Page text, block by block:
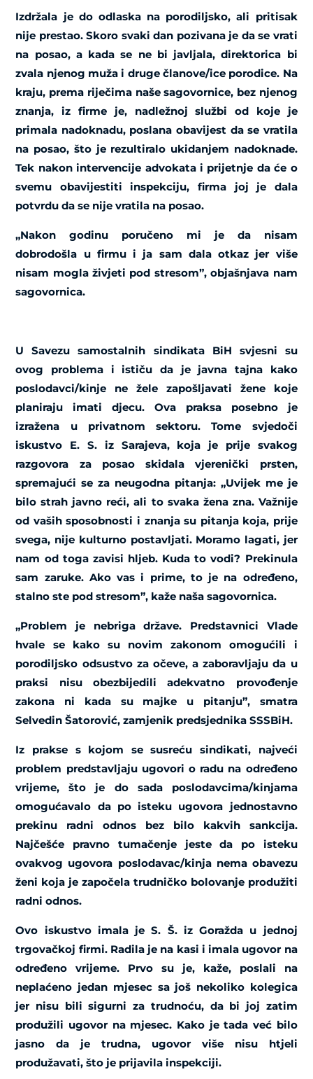
Izdržala je do odlaska na porodiljsko, ali pritisak
nije prestao. Skoro svaki dan pozivana je da se vrati
na posao, a kada se ne bi javljala, direktorica bi
zvala njenog muža i druge članove/ice porodice. Na
kraju, prema riječima naše sagovornice, bez njenog
znanja, iz firme je, nadležnoj službi od koje je
primala nadoknadu, poslana obavijest da se vratila
na posao, što je rezultiralo ukidanjem nadoknade.
Tek nakon intervencije advokata i prijetnje da će o
svemu obavijestiti inspekciju, firma joj je dala
potvrdu da se nije vratila na posao.
„Nakon godinu poručeno mi je da nisam
dobrodošla u firmu i ja sam dala otkaz jer više
nisam mogla živjeti pod stresom”, objašnjava nam
sagovornica.
U Savezu samostalnih sindikata BiH svjesni su
ovog problema i ističu da je javna tajna kako
poslodavci/kinje ne žele zapošljavati žene koje
planiraju imati djecu. Ova praksa posebno je
izražena u privatnom sektoru. Tome svjedoči
iskustvo E. S. iz Sarajeva, koja je prije svakog
razgovora za posao skidala vjerenički prsten,
spremajući se za neugodna pitanja: „Uvijek me je
bilo strah javno reći, ali to svaka žena zna. Važnije
od vaših sposobnosti i znanja su pitanja koja, prije
svega, nije kulturno postavljati. Moramo lagati, jer
nam od toga zavisi hljeb. Kuda to vodi? Prekinula
sam zaruke. Ako vas i prime, to je na određeno,
stalno ste pod stresom”, kaže naša sagovornica.
„Problem je nebriga države. Predstavnici Vlade
hvale se kako su novim zakonom omogućili i
porodiljsko odsustvo za očeve, a zaboravljaju da u
praksi nisu obezbijedili adekvatno provođenje
zakona ni kada su majke u pitanju”, smatra
Selvedin Šatorović, zamjenik predsjednika SSSBiH.
Iz prakse s kojom se susreću sindikati, najveći
problem predstavljaju ugovori o radu na određeno
vrijeme, što je do sada poslodavcima/kinjama
omogućavalo da po isteku ugovora jednostavno
prekinu radni odnos bez bilo kakvih sankcija.
Najčešće pravno tumačenje jeste da po isteku
ovakvog ugovora poslodavac/kinja nema obavezu
ženi koja je započela trudničko bolovanje produžiti
radni odnos.
Ovo iskustvo imala je S. Š. iz Goražda u jednoj
trgovačkoj firmi. Radila je na kasi i imala ugovor na
određeno vrijeme. Prvo su je, kaže, poslali na
neplaćeno jedan mjesec sa još nekoliko kolegica
jer nisu bili sigurni za trudnoću, da bi joj zatim
produžili ugovor na mjesec. Kako je tada već bilo
jasno da je trudna, ugovor više nisu htjeli
produžavati, što je prijavila inspekciji.